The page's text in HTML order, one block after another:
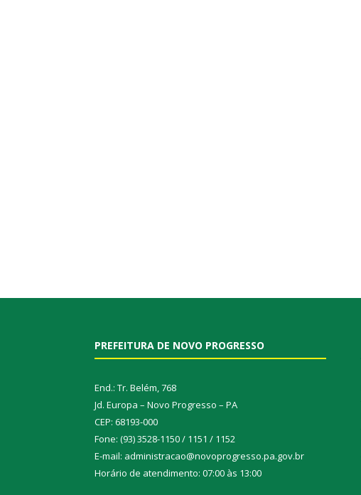
PREFEITURA DE NOVO PROGRESSO
End.: Tr. Belém, 768
Jd. Europa – Novo Progresso – PA
CEP: 68193-000
Fone: (93) 3528-1150 / 1151 / 1152
E-mail: administracao@novoprogresso.pa.gov.br
Horário de atendimento: 07:00 às 13:00